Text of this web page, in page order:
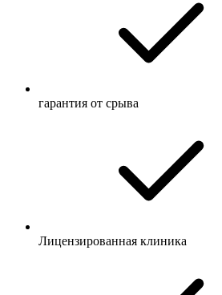
гарантия от срыва
Лицензированная клиника